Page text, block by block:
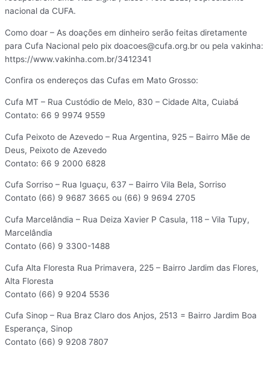
nacional da CUFA.
Como doar – As doações em dinheiro serão feitas diretamente
para Cufa Nacional pelo pix doacoes@cufa.org.br ou pela vakinha:
https://www.vakinha.com.br/3412341
Confira os endereços das Cufas em Mato Grosso:
Cufa MT – Rua Custódio de Melo, 830 – Cidade Alta, Cuiabá
Contato: 66 9 9974 9559
Cufa Peixoto de Azevedo – Rua Argentina, 925 – Bairro Mãe de
Deus, Peixoto de Azevedo
Contato: 66 9 2000 6828
Cufa Sorriso – Rua Iguaçu, 637 – Bairro Vila Bela, Sorriso
Contato (66) 9 9687 3665 ou (66) 9 9694 2705
Cufa Marcelândia – Rua Deiza Xavier P Casula, 118 – Vila Tupy,
Marcelândia
Contato (66) 9 3300-1488
Cufa Alta Floresta Rua Primavera, 225 – Bairro Jardim das Flores,
Alta Floresta
Contato (66) 9 9204 5536
Cufa Sinop – Rua Braz Claro dos Anjos, 2513 = Bairro Jardim Boa
Esperança, Sinop
Contato (66) 9 9208 7807